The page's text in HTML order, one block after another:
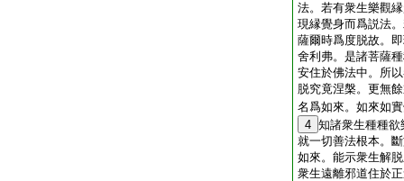
法。若有衆生樂觀
現縁覺身而爲説法
薩爾時爲度脱故。
舍利弗。是諸菩薩
安住於佛法中。所
脱究竟涅槃。更無
名爲如來。如來如
4 知諸衆生種種
就一切善法根本。
如來。能示衆生解
衆生遠離邪道住於